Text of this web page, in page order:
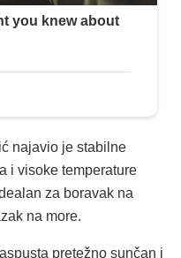
najavio je stabilne
i visoke temperature
za boravak na
na more.
pretežno sunčan i